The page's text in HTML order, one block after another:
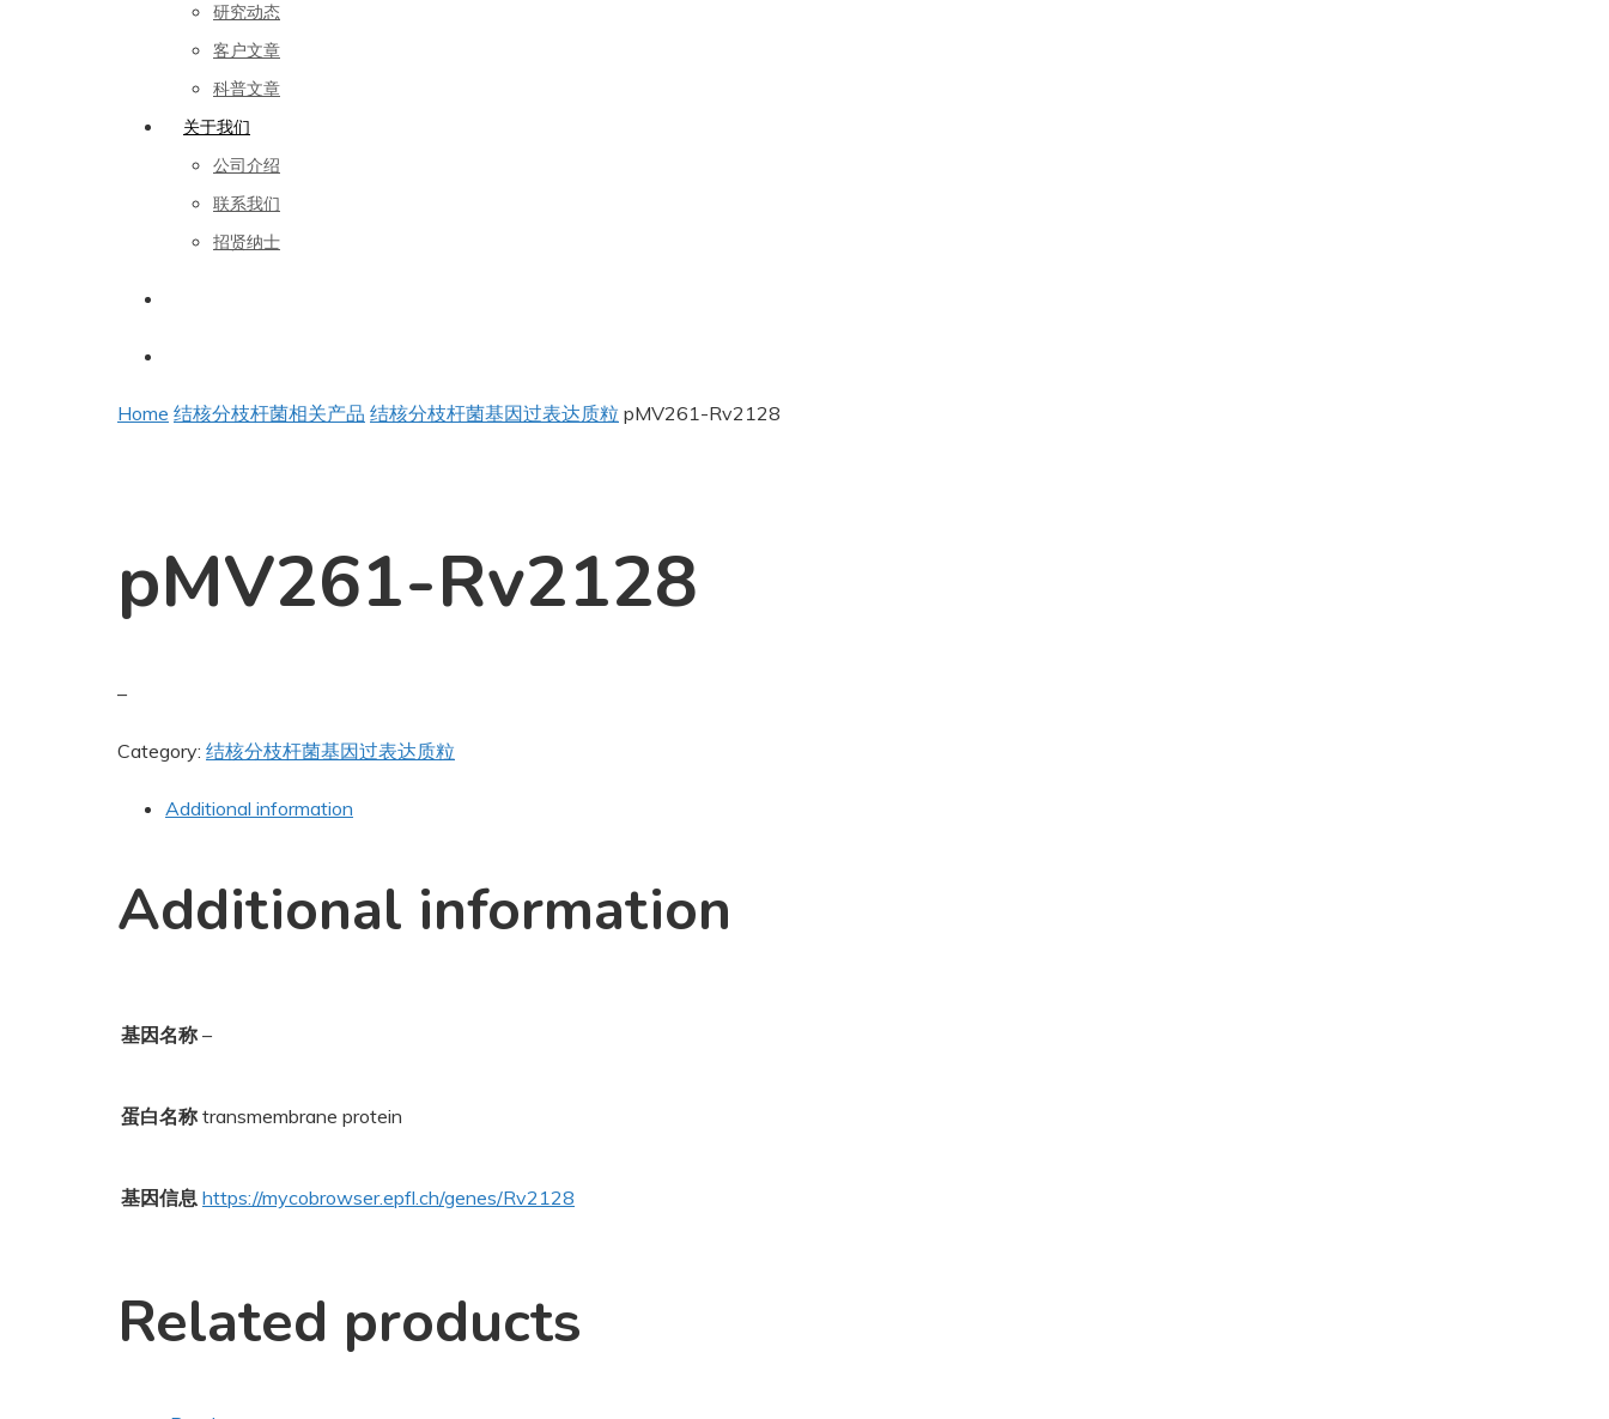
研究动态
客户文章
科普文章
关于我们
公司介绍
联系我们
招贤纳士
Home 结核分枝杆菌相关产品 结核分枝杆菌基因过表达质粒 pMV261-Rv2128
pMV261-Rv2128
–
Category: 结核分枝杆菌基因过表达质粒
Additional information
Additional information
基因名称 –
蛋白名称 transmembrane protein
基因信息 https://mycobrowser.epfl.ch/genes/Rv2128
Related products